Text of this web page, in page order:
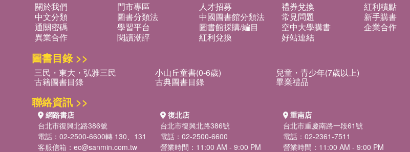
關於我們 門市專區 人才招募 禮券兌換
紅利積點
中文分類
圖書分類法 中國圖書館分類法 常見問題
新手購書
通關密碼
學習平台 圖書館採購/編目 空中大學購書
企業合作
異業合作
閱讀潮評 紅利兌換 好站連結
圖書目錄 >>
三民・東大・弘雅三民 小山丘童書(0-6歲) 兒童・青少年(7歲以上)
古籍圖書目錄 古典圖書目錄 畢業禮品
聯絡資訊 >>
網路書店
台北市復興北路386號
電話：02-2500-6600轉 130、131
客服信箱： ec@sanmin.com.tw
復北店
台北市復興北路386號
電話：02-2500-6600
營業時間：11:00 AM - 9:00 PM
重南店
台北市重慶南路一段61號
電話：02-2361-7511
營業時間：11:00 AM - 9:00 PM